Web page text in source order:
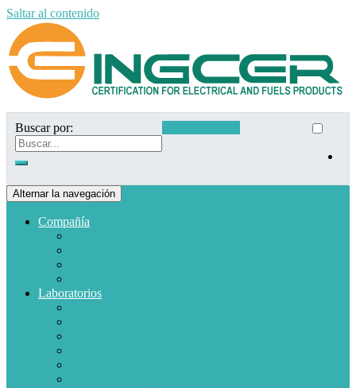
Saltar al contenido
Buscar por:
Alternar la navegación
Compañía
Laboratorios